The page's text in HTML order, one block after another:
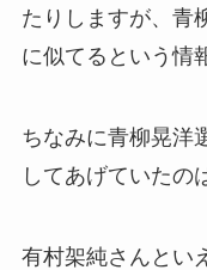
たりしますが、青
に似てるという情
ちなみに青柳晃洋
してあげていたの
有村架純さんとい